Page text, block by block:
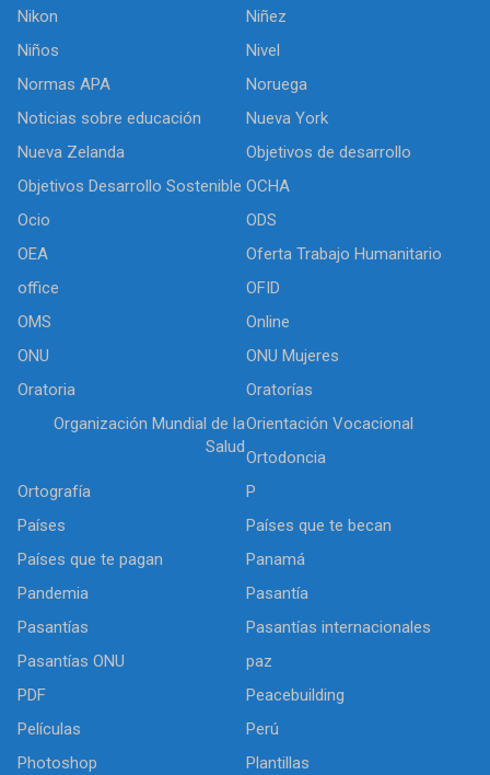
Nikon
Niñez
Niños
Nivel
Normas APA
Noruega
Noticias sobre educación
Nueva York
Nueva Zelanda
Objetivos de desarrollo
Objetivos Desarrollo Sostenible OCHA
Ocio
ODS
OEA
Oferta Trabajo Humanitario
office
OFID
OMS
Online
ONU
ONU Mujeres
Oratoria
Oratorías
Organización Mundial de la
Salud
Orientación Vocacional
Ortodoncia
Ortografía
P
Países
Países que te becan
Países que te pagan
Panamá
Pandemia
Pasantía
Pasantías
Pasantías internacionales
Pasantías ONU
paz
PDF
Peacebuilding
Películas
Perú
Photoshop
Plantillas